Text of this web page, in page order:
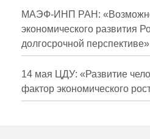
Научная жизнь
Издания
Проблемы
О журнале
МАЭФ-ИНП РАН:
экономического развития
долгосрочной перспективе»
14 мая ЦДУ: «Развитие
фактор экономического